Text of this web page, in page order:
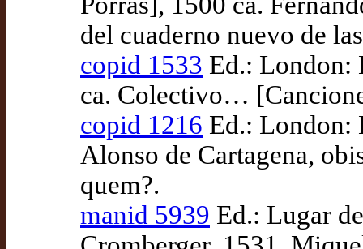
del cuaderno nuevo de
copid 1533 Ed.: London:
ca. Colectivo…
copid 1216 Ed.: London:
Alonso de Cartagena,
quem?.
manid 5939 Ed.: Lugar